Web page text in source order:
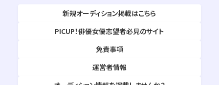
新規オーディション掲載はこちら
PICUP！俳優女優志望者必見のサイト
免責事項
運営者情報